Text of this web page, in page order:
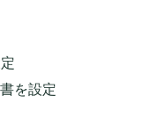
を設定